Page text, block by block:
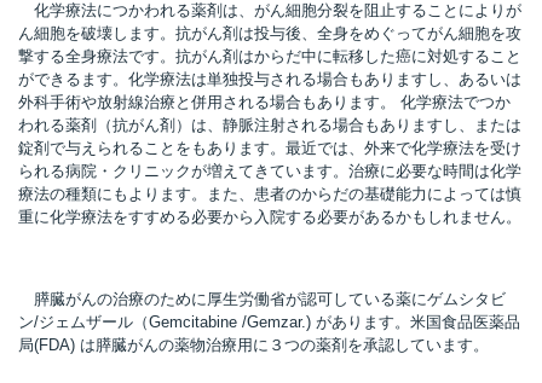
化学療法につかわれる薬剤は、がん細胞分裂を阻止することによりが
ん細胞を破壊します。抗がん剤は投与後、全身をめぐってがん細胞を攻
撃する全身療法です。抗がん剤はからだ中に転移した癌に対処すること
ができるます。化学療法は単独投与される場合もありますし、あるいは
外科手術や放射線治療と併用される場合もあります。 化学療法でつか
われる薬剤（抗がん剤）は、静脈注射される場合もありますし、または
錠剤で与えられることをもあります。最近では、外来で化学療法を受け
られる病院・クリニックが増えてきています。治療に必要な時間は化学
療法の種類にもよります。また、患者のからだの基礎能力によっては慎
重に化学療法をすすめる必要から入院する必要があるかもしれません。
膵臓がんの治療のために厚生労働省が認可している薬にゲムシタビ
ン/ジェムザール（Gemcitabine /Gemzar.) があります。米国食品医薬品
局(FDA) は膵臓がんの薬物治療用に３つの薬剤を承認しています。